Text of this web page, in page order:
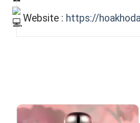
Website : https://